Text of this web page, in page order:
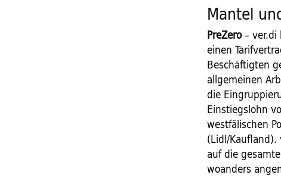
Mantel
PreZero– ver.di
einen
Beschäftigten
allgemeinen
die
Einstiegslohn
westfälischen
(Lidl/Kaufland).
auf die
woanders